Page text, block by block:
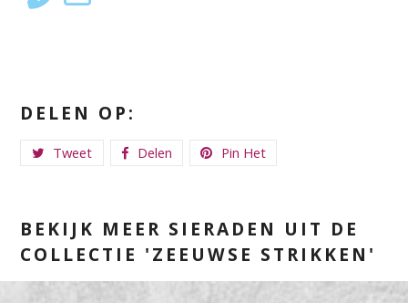
DELEN OP:
Tweet Delen Pin Het
BEKIJK MEER SIERADEN UIT DE
COLLECTIE 'ZEEUWSE STRIKKEN'